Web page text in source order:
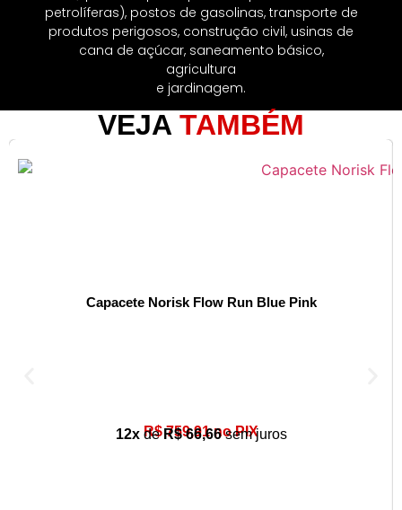
petrolíferas), postos de gasolinas, transporte de
produtos perigosos, construção civil, usinas de
cana de açúcar, saneamento básico,
agricultura
e jardinagem.
VEJA TAMBÉM
Capacete Norisk Flow Run Blue Pink
R$ 759,91 no PIX
12xde R$ 66,66sem juros